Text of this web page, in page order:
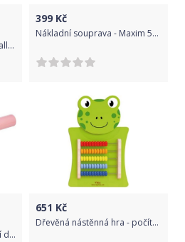
SMALL FOOT BY LEGLER Small Foot Vhazování domeček kůlna
399 Kč
Nákladní souprava - Maxim 50211
Bigjigs Toys Dřevěný krájecí dort s jahodama
651 Kč
Dřevěná nástěnná hra - počítadlo